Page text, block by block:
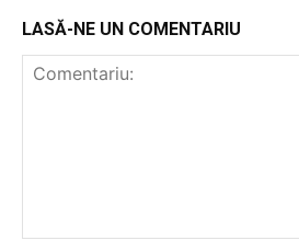
LASĂ-NE UN COMENTARIU